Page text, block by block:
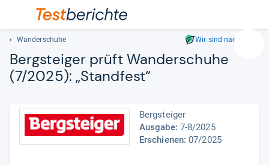
Wanderschuhe Wir sind nachhaltig
Berg­stei­ger prüft Wan­der­schuhe
(7/2025): „Stand­fest“
Bergsteiger
Ausgabe: 7-8/2025
Erschienen: 07/2025